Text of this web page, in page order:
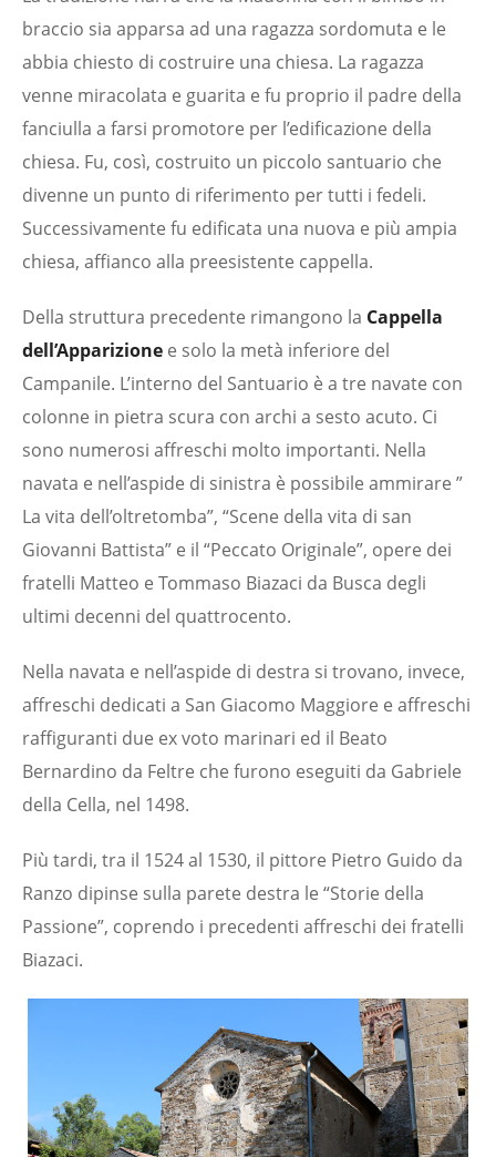
braccio sia apparsa ad una ragazza sordomuta e le
abbia chiesto di costruire una chiesa. La ragazza
venne miracolata e guarita e fu proprio il padre della
fanciulla a farsi promotore per l’edificazione della
chiesa. Fu, così, costruito un piccolo santuario che
divenne un punto di riferimento per tutti i fedeli.
Successivamente fu edificata una nuova e più ampia
chiesa, affianco alla preesistente cappella.
Della struttura precedente rimangono la Cappella
dell’Apparizione e solo la metà inferiore del
Campanile. L’interno del Santuario è a tre navate con
colonne in pietra scura con archi a sesto acuto. Ci
sono numerosi affreschi molto importanti. Nella
navata e nell’aspide di sinistra è possibile ammirare ”
La vita dell’oltretomba”, “Scene della vita di san
Giovanni Battista” e il “Peccato Originale”, opere dei
fratelli Matteo e Tommaso Biazaci da Busca degli
ultimi decenni del quattrocento.
Nella navata e nell’aspide di destra si trovano, invece,
affreschi dedicati a San Giacomo Maggiore e affreschi
raffiguranti due ex voto marinari ed il Beato
Bernardino da Feltre che furono eseguiti da Gabriele
della Cella, nel 1498.
Più tardi, tra il 1524 al 1530, il pittore Pietro Guido da
Ranzo dipinse sulla parete destra le “Storie della
Passione”, coprendo i precedenti affreschi dei fratelli
Biazaci.